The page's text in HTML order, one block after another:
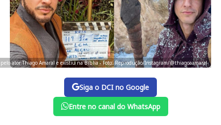
ator Thiago Amaral e existiu na Bíblia - Foto: Reprodução/Instagram/@thiagoaamaral
Siga o DCI no Google
Entre no canal do WhatsApp